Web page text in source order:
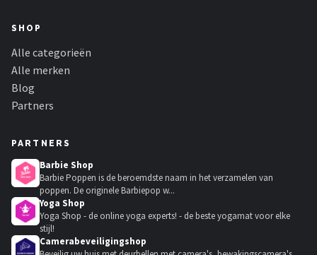
SHOP
Alle categorieën
Alle merken
Blog
Partners
PARTNERS
Barbie Shop
Barbie Poppen is de beroemdste naam in het verzamelen van
poppen. De originele Barbiepop w...
Yoga Shop
Yoga Shop - de online yoga experts! - de beste yogamat voor elke
stijl!
Camerabeveiligingshop